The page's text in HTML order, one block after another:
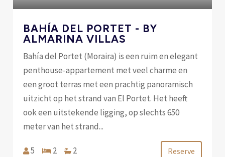
BAHÍA DEL PORTET - BY
ALMARINA VILLAS
Bahía del Portet (Moraira) is een ruim en elegant
penthouse-appartement met veel charme en
een groot terras met een prachtig panoramisch
uitzicht op het strand van El Portet. Het heeft
ook een uitstekende ligging, op slechts 650
meter van het strand...
5 2 2 Reserve